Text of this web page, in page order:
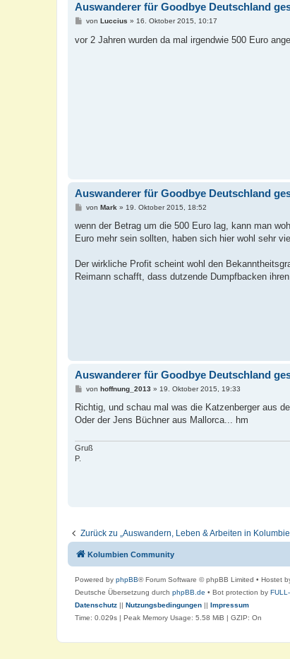
Auswanderer für Goodbye Deutschland
B
i
t
von Luccius » 16. Oktober 2015, 10:17
vor 2 Jahren wurden da mal irgendwie 500 Euro
Auswanderer für Goodbye Deutschland
B
i
r
von Mark » 19. Oktober 2015, 18:52
wenn der Betrag um die 500 Euro lag, kann man
Euro mehr sein sollten, haben sich hier wohl sehr
Der wirkliche Profit scheint wohl den
Reimann schafft, dass dutzende Dumpfbacken
Auswanderer für Goodbye Deutschland
B
i
r
von hoffnung_2013 » 19. Oktober 2015, 19:33
Richtig, und schau mal was die Katzenberger aus
Oder der Jens Büchner aus Mallorca... hm
Gruß
P.
Zurück zu „Auswandern, Leben & Arbeiten in
Kolumbien Community
Powered by phpBB® Forum Software © phpBB Limited • Hostet
Deutsche Übersetzung durch phpBB.de • Bot protection by
Datenschutz || Nutzungsbedingungen || Impressum
Time: 0.029s | Peak Memory Usage: 5.58 MiB | GZIP: On